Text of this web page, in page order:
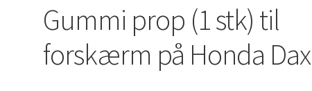
Gummi prop (1 stk) til
forskærm på Honda Dax